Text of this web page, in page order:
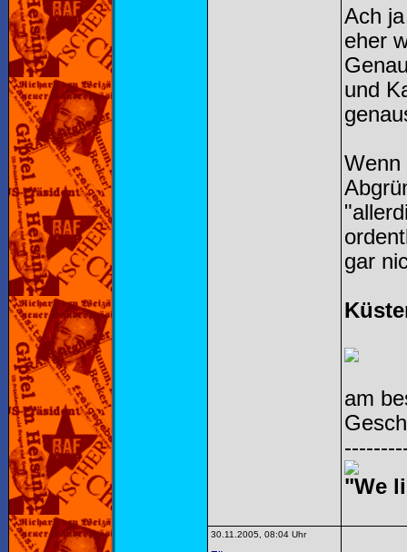
Ach
eher
und
Wenn
gar
am
"We
30.11.2005, 08:04 Uhr